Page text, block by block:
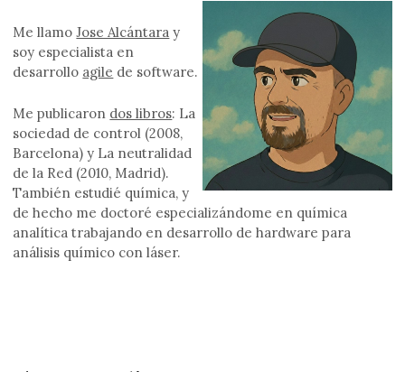
Me llamoJose Alcántara y
soy especialista en
desarrollo agile de software.
Me publicaron dos libros: La
sociedad de control (2008,
Barcelona) y La neutralidad
de la Red (2010, Madrid).
También estudié química, y
de hecho me doctoré especializándome en química
analítica trabajando en desarrollo de hardware para
análisis químico con láser.